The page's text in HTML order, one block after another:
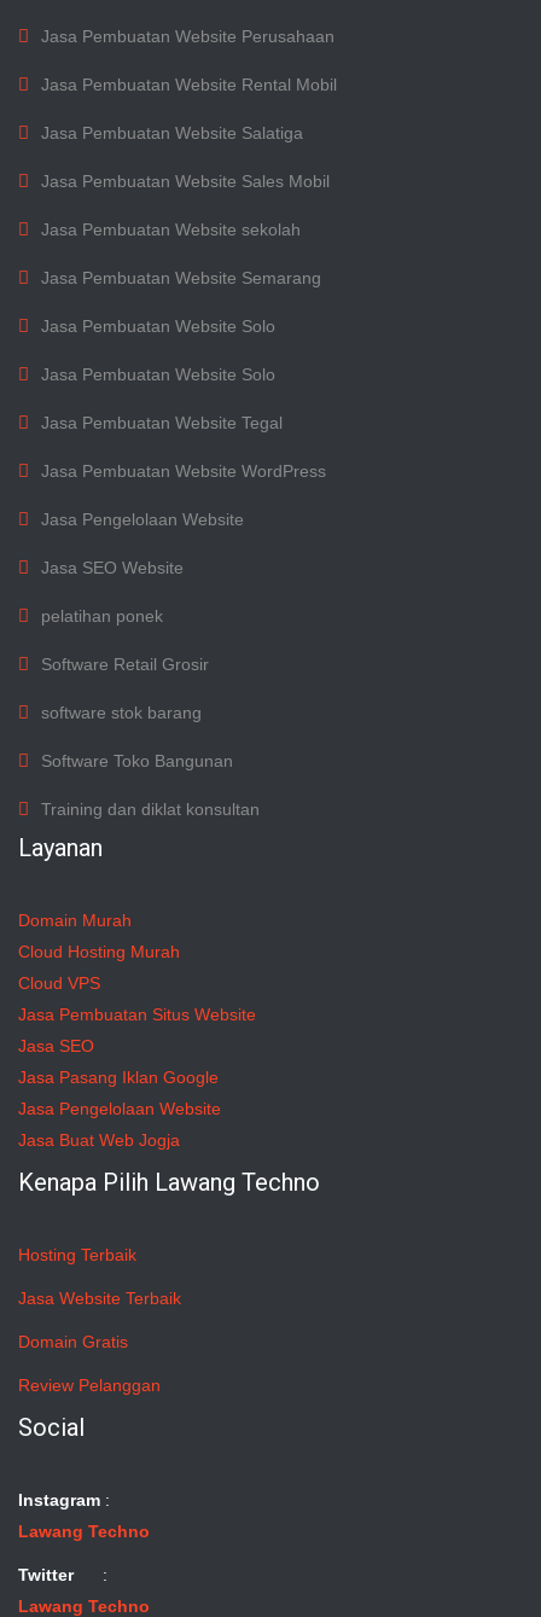
Jasa Pembuatan Website Perusahaan
Jasa Pembuatan Website Rental Mobil
Jasa Pembuatan Website Salatiga
Jasa Pembuatan Website Sales Mobil
Jasa Pembuatan Website sekolah
Jasa Pembuatan Website Semarang
Jasa Pembuatan Website Solo
Jasa Pembuatan Website Solo
Jasa Pembuatan Website Tegal
Jasa Pembuatan Website WordPress
Jasa Pengelolaan Website
Jasa SEO Website
pelatihan ponek
Software Retail Grosir
software stok barang
Software Toko Bangunan
Training dan diklat konsultan
Layanan
Domain Murah
Cloud Hosting Murah
Cloud VPS
Jasa Pembuatan Situs Website
Jasa SEO
Jasa Pasang Iklan Google
Jasa Pengelolaan Website
Jasa Buat Web Jogja
Kenapa Pilih Lawang Techno
Hosting Terbaik
Jasa Website Terbaik
Domain Gratis
Review Pelanggan
Social
Instagram :
Lawang Techno
Twitter:
Lawang Techno